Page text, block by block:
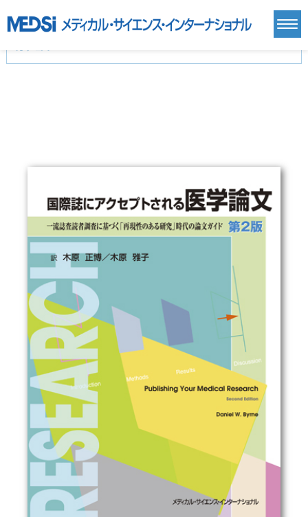
基礎医学(93)
基礎医学関連科学(80)
自然科学(25)
保健・体育(1)
衛生・公衆衛生学(14)
医学一般(91) マルチメディア(0)